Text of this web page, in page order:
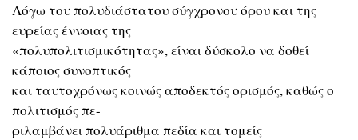
Λόγω του πολυδιάστατου σύγχρονου όρου και της
ευρείας έννοιας της
«πολυπολιτισμικότητας», είναι δύσκολο να δοθεί
κάποιος συνοπτικός
και ταυτοχρόνως κοινώς αποδεκτός ορισμός, καθώς ο
πολιτισμός πε-
ριλαμβάνει πολυάριθμα πεδία και τομείς